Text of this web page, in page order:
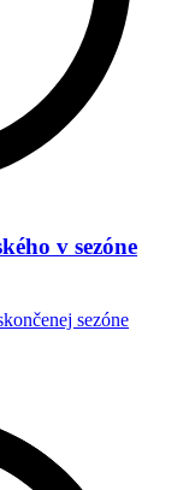
v sezóne
sezóne